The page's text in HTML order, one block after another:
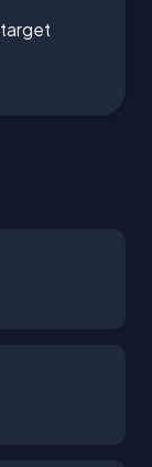
target